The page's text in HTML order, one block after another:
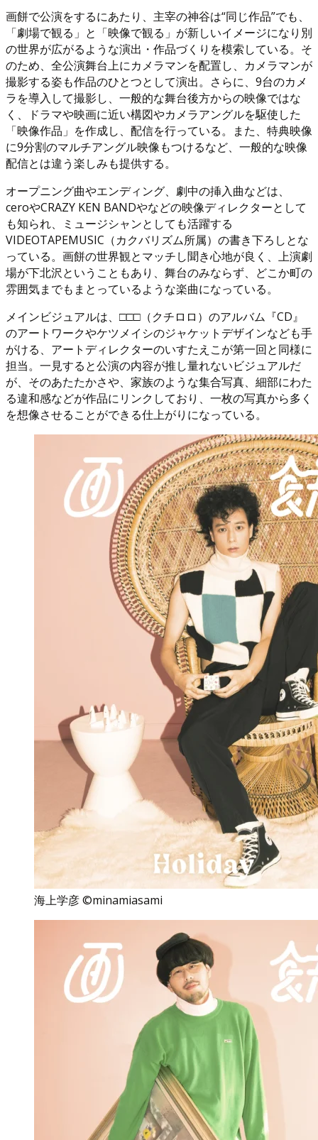
画餅で公演をするにあたり、主宰の神谷は“同じ作品”でも、
「劇場で観る」と「映像で観る」が新しいイメージになり別
の世界が広がるような演出・作品づくりを模索している。そ
のため、全公演舞台上にカメラマンを配置し、カメラマンが
撮影する姿も作品のひとつとして演出。さらに、9台のカメ
ラを導入して撮影し、一般的な舞台後方からの映像ではな
く、ドラマや映画に近い構図やカメラアングルを駆使した
「映像作品」を作成し、配信を行っている。また、特典映像
に9分割のマルチアングル映像もつけるなど、一般的な映像
配信とは違う楽しみも提供する。
オープニング曲やエンディング、劇中の挿入曲などは、
ceroやCRAZY KEN BANDやなどの映像ディレクターとして
も知られ、ミュージシャンとしても活躍する
VIDEOTAPEMUSIC（カクバリズム所属）の書き下ろしとな
っている。画餅の世界観とマッチし聞き心地が良く、上演劇
場が下北沢ということもあり、舞台のみならず、どこか町の
雰囲気までもまとっているような楽曲になっている。
メインビジュアルは、□□□（クチロロ）のアルバム『CD』
のアートワークやケツメイシのジャケットデザインなども手
がける、アートディレクターのいすたえこが第一回と同様に
担当。一見すると公演の内容が推し量れないビジュアルだ
が、そのあたたかさや、家族のような集合写真、細部にわた
る違和感などが作品にリンクしており、一枚の写真から多く
を想像させることができる仕上がりになっている。
海上学彦 ©minamiasami